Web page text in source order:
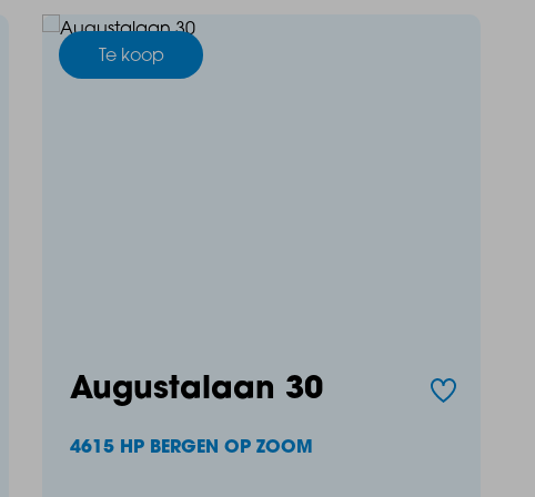
Te koop
Augustalaan 30
4615 HP BERGEN OP ZOOM